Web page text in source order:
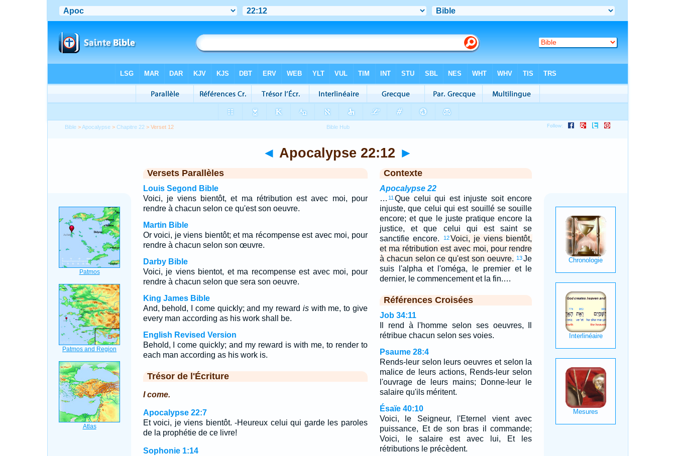
Bible >Apocalypse >Chapitre 22 > Verset 12
◄ Apocalypse 22:12 ►
Versets Parallèles
Louis Segond Bible
Voici, je viens bientôt, et ma rétribution est avec moi, pour
rendre à chacun selon ce qu'est son oeuvre.
Martin Bible
Or voici, je viens bientôt; et ma récompense est avec moi, pour
rendre à chacun selon son œuvre.
Darby Bible
Voici, je viens bientot, et ma recompense est avec moi, pour
rendre à chacun selon que sera son oeuvre.
King James Bible
And, behold, I come quickly; and my reward iswith me, to give
every man according as his work shall be.
English Revised Version
Behold, I come quickly; and my reward is with me, to render to
each man according as his work is.
Trésor de l'Écriture
I come.
Apocalypse 22:7
Et voici, je viens bientôt. -Heureux celui qui garde les paroles
de la prophétie de ce livre!
Sophonie 1:14
Contexte
Apocalypse 22
… 11 Que celui qui est injuste soit encore
injuste, que celui qui est souillé se souille
encore; et que le juste pratique encore la
justice, et que celui qui est saint se
sanctifie encore.
12Voici, je viens bientôt,
et ma rétribution est avec moi, pour rendre
à chacun selon ce qu'est son oeuvre. 13 Je
suis l'alpha et l'oméga, le premier et le
dernier, le commencement et la fin.…
Références Croisées
Job 34:11
Il rend à l'homme selon ses oeuvres, Il
rétribue chacun selon ses voies.
Psaume 28:4
Rends-leur selon leurs oeuvres et selon la
malice de leurs actions, Rends-leur selon
l'ouvrage de leurs mains; Donne-leur le
salaire qu'ils méritent.
Ésaïe 40:10
Voici, le Seigneur, l'Eternel vient avec
puissance, Et de son bras il commande;
Voici, le salaire est avec lui, Et les
rétributions le précèdent.